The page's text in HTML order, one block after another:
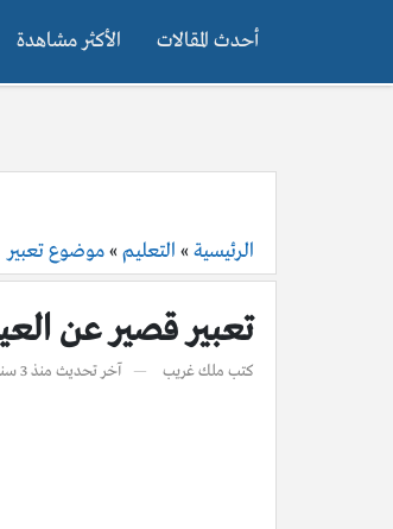
أحدث المقالات الأكثر مشاهدة
الرئيسية » التعليم »موضوع تعبير
تعبير قصير عن
كتب ملك غريب آخر تحديث منذ 3 سنوات